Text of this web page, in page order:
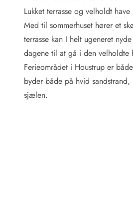
Esmark KidsVIP
Esmark VIP: Fordele og rabataftaler
Prisgaranti
Ingen depositum
Gæsteanmeldelser
Gratis WiFi i ferieområdet
We love people!
Lukket terrasse og velholdt
Med til sommerhuset hører et
terrasse kan I helt ugeneret
dagene til at gå i den velholdte
Ferieområdet i Houstrup er
byder både på hvid
sjælen.